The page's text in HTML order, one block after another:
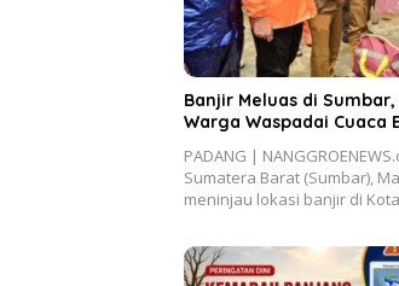
Banjir Meluas di
Warga Waspadai Cuaca
PADANG |
Sumatera Barat (Sumbar),
meninjau lokasi banjir di